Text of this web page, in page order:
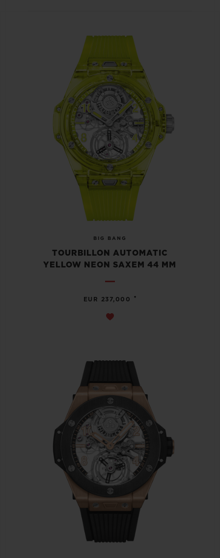
BIG BANG
TOURBILLON AUTOMATIC
YELLOW NEON SAXEM 44 MM
EUR 237,000 •